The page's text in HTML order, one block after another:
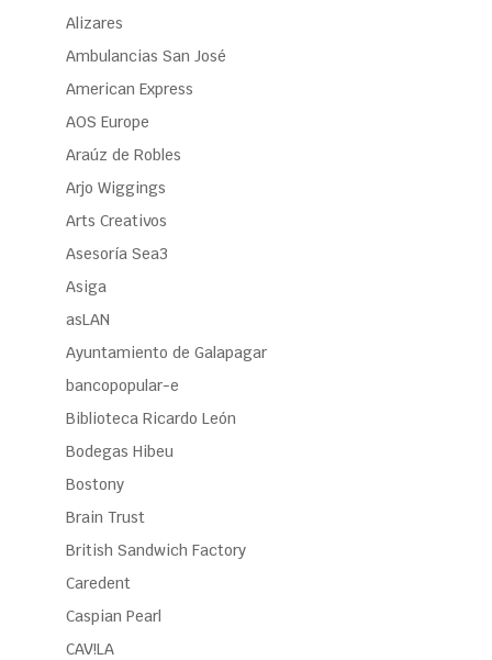
Alizares
Ambulancias San José
American Express
AOS Europe
Araúz de Robles
Arjo Wiggings
Arts Creativos
Asesoría Sea3
Asiga
asLAN
Ayuntamiento de Galapagar
bancopopular-e
Biblioteca Ricardo León
Bodegas Hibeu
Bostony
Brain Trust
British Sandwich Factory
Caredent
Caspian Pearl
CAV!LA